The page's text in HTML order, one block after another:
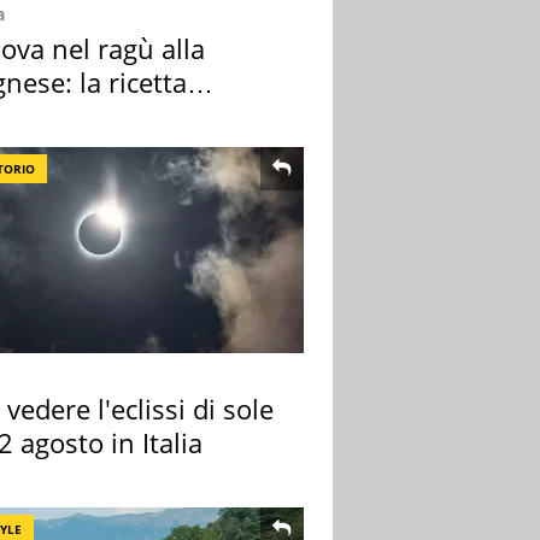
nel ragù alla
la ricetta
vedere l'eclissi di sole
agosto in Italia